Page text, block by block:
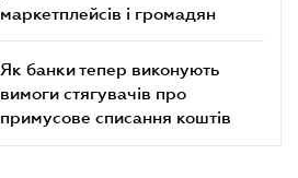
маркетплейсів і громадян
Як банки тепер виконують
вимоги стягувачів про
примусове списання коштів